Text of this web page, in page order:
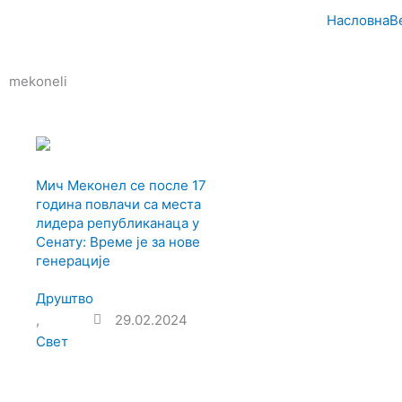
Насловна
mekoneli
Мич Меконел се после 17
година повлачи са места
лидера републиканаца у
Сенату: Време је за нове
генерације
Друштво
,
Свет
29.02.2024